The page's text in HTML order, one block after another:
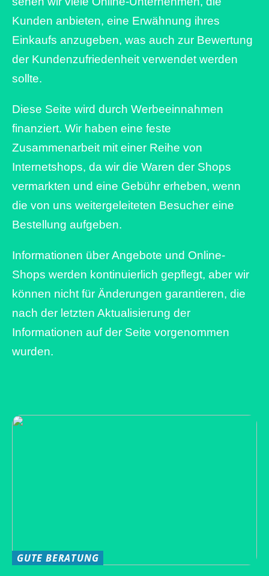
Kunden anbieten, eine Erwähnung ihres
Einkaufs anzugeben, was auch zur Bewertung
der Kundenzufriedenheit verwendet werden
sollte.
Diese Seite wird durch Werbeeinnahmen
finanziert. Wir haben eine feste
Zusammenarbeit mit einer Reihe von
Internetshops, da wir die Waren der Shops
vermarkten und eine Gebühr erheben, wenn
die von uns weitergeleiteten Besucher eine
Bestellung aufgeben.
Informationen über Angebote und Online-
Shops werden kontinuierlich gepflegt, aber wir
können nicht für Änderungen garantieren, die
nach der letzten Aktualisierung der
Informationen auf der Seite vorgenommen
wurden.
GUTE BERATUNG